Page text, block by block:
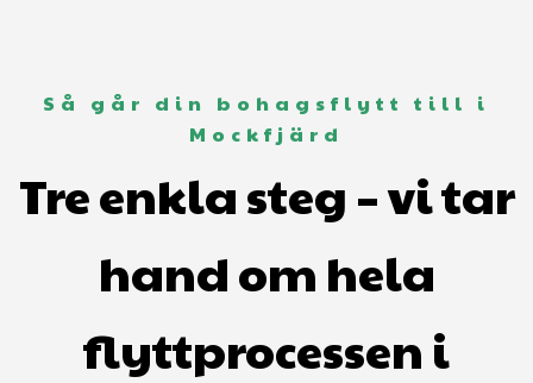
Så går din bohagsflytt till i
Mockfjärd
Tre enkla steg – vi tar
hand om hela
flyttprocessen i